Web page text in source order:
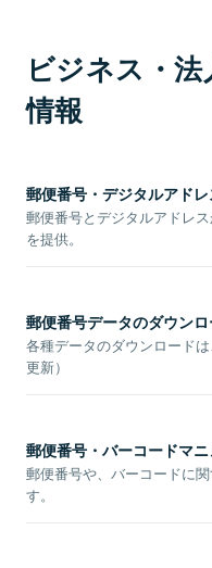
ビジネス・
情報
郵便番号・デジタルアド
郵便番号とデジタルアドレ
を提供。
郵便番号データのダウンロ
各種データのダウンロード
更新）
郵便番号・バーコードマ
郵便番号や、バーコードに
す。